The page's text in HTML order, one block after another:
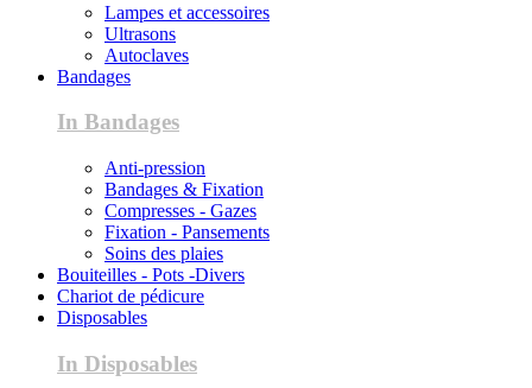
Lampes et accessoires
Ultrasons
Autoclaves
Bandages
In Bandages
Anti-pression
Bandages & Fixation
Compresses - Gazes
Fixation - Pansements
Soins des plaies
Bouiteilles - Pots -Divers
Chariot de pédicure
Disposables
In Disposables